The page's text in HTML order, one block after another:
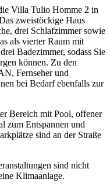
Villa Tulio Homme 2 in
zweistöckige Haus
drei Schlafzimmer sowie
als vierter Raum mit
Badezimmer, sodass Sie
können. Zu den
Fernseher und
bei Bedarf ebenfalls zur
Bereich mit Pool, offener
zum Entspannen und
sind an der Straße
sind nicht
Klimaanlage.